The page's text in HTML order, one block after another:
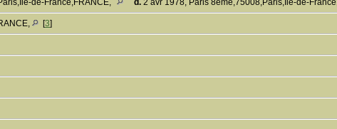
de-France,FRANCE, d. 2 avr 1978, Paris 8ème,75008,Paris,Ile-de-
[3]